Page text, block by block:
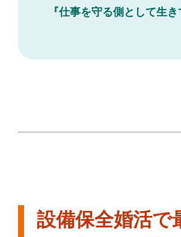
『仕事を守る側として生き
設備保全婚活で